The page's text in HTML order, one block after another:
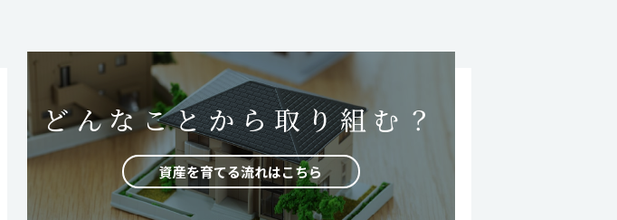
どんなことから取り組む？
資産を育てる流れはこちら